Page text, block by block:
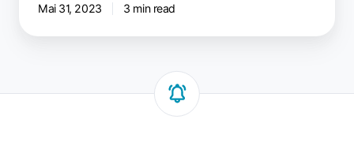
Mai 31, 2023 3 min read